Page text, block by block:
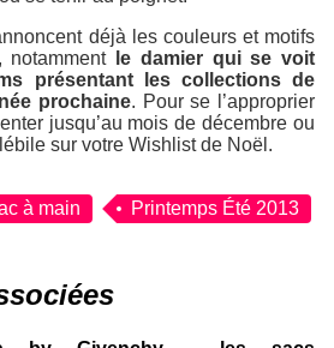
déjà les couleurs et motifs
notamment
le damier qui se voit
présentant les collections de
prochaine. Pour se l’approprier
jusqu’au mois de décembre ou
sur votre Wishlist de Noël.
à main Printemps Été 2013